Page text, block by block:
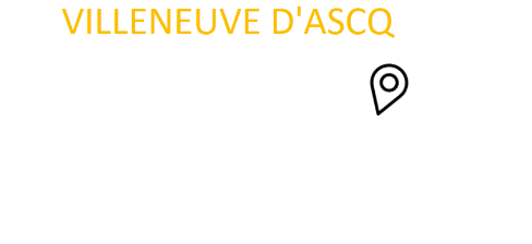
03 20 33 79 66
contact@happyruche.com